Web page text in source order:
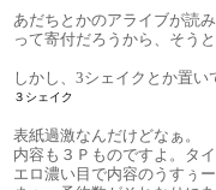
あだちとかのアライブが読
って寄付だろうから、そう
しかし、3シェイクとか置
３シェイク
表紙過激なんだけどなぁ。
内容も３Ｐものですよ。タ
エロ濃い目で内容のうすぅ